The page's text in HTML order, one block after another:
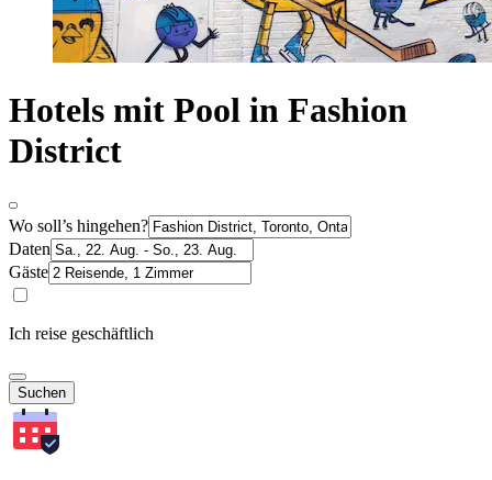
Hotels mit Pool in Fashion
District
Wo soll’s hingehen?
Daten
Gäste
Ich reise geschäftlich
Suchen